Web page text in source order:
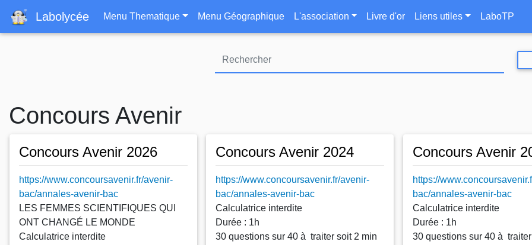
au
contenu
Labolycée Navigation principale
Menu Thematique Menu Géographique L'association Livre d'or Liens utiles LaboTP
Concours Avenir
Concours Avenir 2026
https://www.concoursavenir.fr/avenir-
bac/annales-avenir-bac
LES FEMMES SCIENTIFIQUES QUI
ONT CHANGÉ LE MONDE
Calculatrice interdite
Concours Avenir 2024
https://www.concoursavenir.fr/avenir-
bac/annales-avenir-bac
Calculatrice interdite
Durée : 1h
30 questions sur 40 à traiter soit 2 min
Concours Avenir
https://
bac/annales-avenir-bac
Calculatrice interdite
Durée : 1h
30 questions sur 40 à